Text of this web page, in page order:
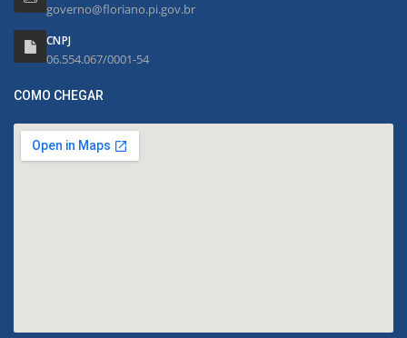
governo@floriano.pi.gov.br
CNPJ
06.554.067/0001-54
COMO CHEGAR